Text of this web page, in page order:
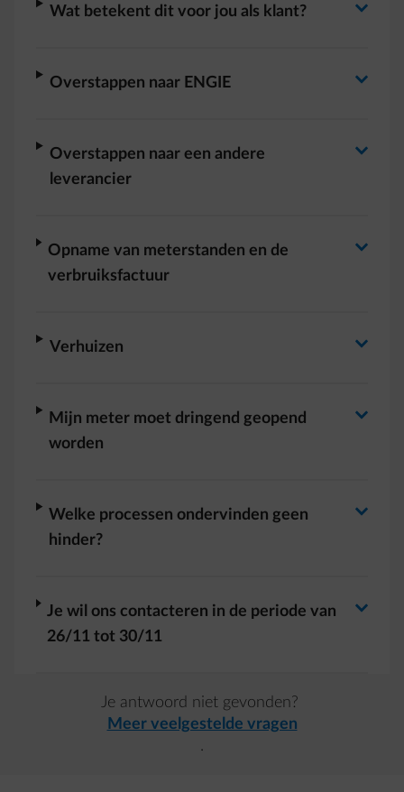
Wat betekent dit voor jou als klant? Antwoord wisselen
arrow-right
Overstappen naar ENGIE Antwoord wisselen
arrow-right
Overstappen naar een andere
leverancier
arrow-right
Opname van meterstanden en de
verbruiksfactuur
arrow-right
Verhuizen Antwoord wisselen
arrow-right
Mijn meter moet dringend geopend
worden
arrow-right
Welke processen ondervinden geen
hinder?
arrow-right
Je wil ons contacteren in de periode van
26/11 tot 30/11
arrow-right
Je antwoord niet gevonden?
Meer veelgestelde vragen
.